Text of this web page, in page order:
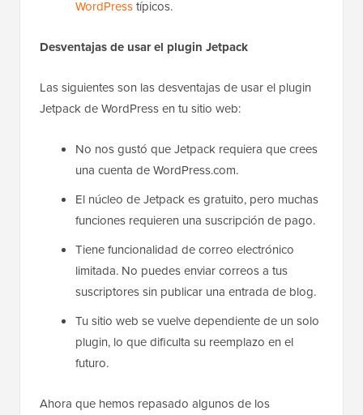
WordPresstípicos.
Desventajas de usar el plugin Jetpack
Las siguientes son las desventajas de usar el plugin
Jetpack de WordPress en tu sitio web:
No nos gustó que Jetpack requiera que crees
una cuenta de WordPress.com.
El núcleo de Jetpack es gratuito, pero muchas
funciones requieren una suscripción de pago.
Tiene funcionalidad de correo electrónico
limitada. No puedes enviar correos a tus
suscriptores sin publicar una entrada de blog.
Tu sitio web se vuelve dependiente de un solo
plugin, lo que dificulta su reemplazo en el
futuro.
Ahora que hemos repasado algunos de los